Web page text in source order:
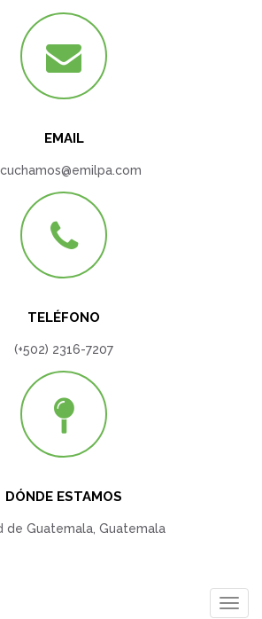
EMAIL
TELÉFONO
(+502) 2316-7207
DÓNDE ESTAMOS
de Guatemala, Guatemala